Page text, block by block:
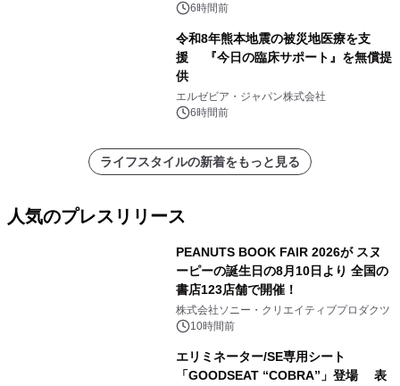
6時間前
令和8年熊本地震の被災地医療を支
援 『今日の臨床サポート』を無償提
供
エルゼビア・ジャパン株式会社
6時間前
ライフスタイルの新着をもっと見る
人気のプレスリリース
PEANUTS BOOK FAIR 2026が スヌ
ーピーの誕生日の8月10日より 全国の
書店123店舗で開催！
株式会社ソニー・クリエイティブプロダクツ
10時間前
エリミネーター/SE専用シート
「GOODSEAT “COBRA”」登場 表